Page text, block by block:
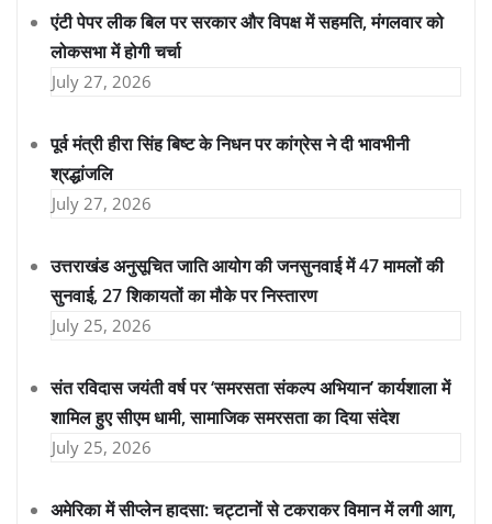
एंटी पेपर लीक बिल पर सरकार और विपक्ष में सहमति, मंगलवार को
लोकसभा में होगी चर्चा
July 27, 2026
पूर्व मंत्री हीरा सिंह बिष्ट के निधन पर कांग्रेस ने दी भावभीनी
श्रद्धांजलि
July 27, 2026
उत्तराखंड अनुसूचित जाति आयोग की जनसुनवाई में 47 मामलों की
सुनवाई, 27 शिकायतों का मौके पर निस्तारण
July 25, 2026
संत रविदास जयंती वर्ष पर ‘समरसता संकल्प अभियान’ कार्यशाला में
शामिल हुए सीएम धामी, सामाजिक समरसता का दिया संदेश
July 25, 2026
अमेरिका में सीप्लेन हादसा: चट्टानों से टकराकर विमान में लगी आग,